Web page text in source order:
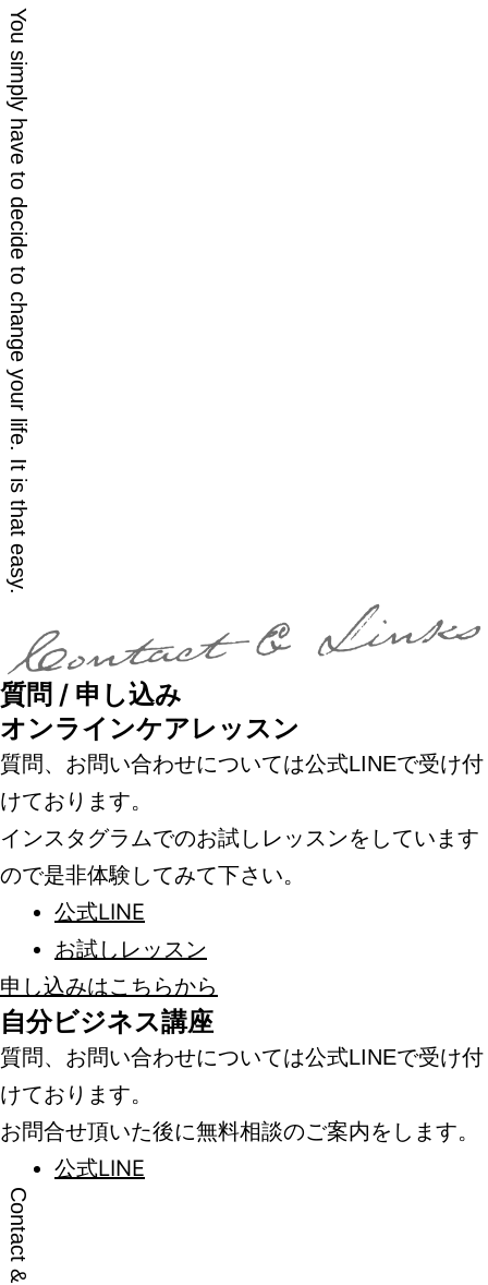
ゲ
ー
シ
ョ
ン
You simply have to decide to change your life. It is that easy.
質問 / 申し込み
オンラインケアレッスン
質問、お問い合わせについては公式LINEで受け付
けております。
インスタグラムでのお試しレッスンをしています
ので是非体験してみて下さい。
公式LINE
お試しレッスン
申し込みはこちらから
自分ビジネス講座
質問、お問い合わせについては公式LINEで受け付
けております。
お問合せ頂いた後に無料相談のご案内をします。
公式LINE